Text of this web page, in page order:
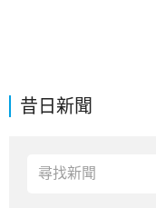
昔日新聞